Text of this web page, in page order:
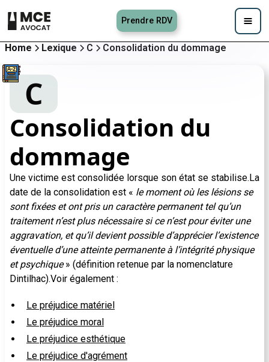
Prendre RDV
Home Lexique C Consolidation du dommage
C
Consolidation du
dommage
Une victime est consolidée lorsque son état se stabilise.La
date de la consolidation est « le moment où les lésions se
sont fixées et ont pris un caractère permanent tel qu’un
traitement n’est plus nécessaire si ce n’est pour éviter une
aggravation, et qu’il devient possible d’apprécier l’existence
éventuelle d’une atteinte permanente à l’intégrité physique
et psychique» (définition retenue par la nomenclature
Dintilhac).Voir également :
Le préjudice matériel
Le préjudice moral
Le préjudice esthétique
Le préjudice d'agrément